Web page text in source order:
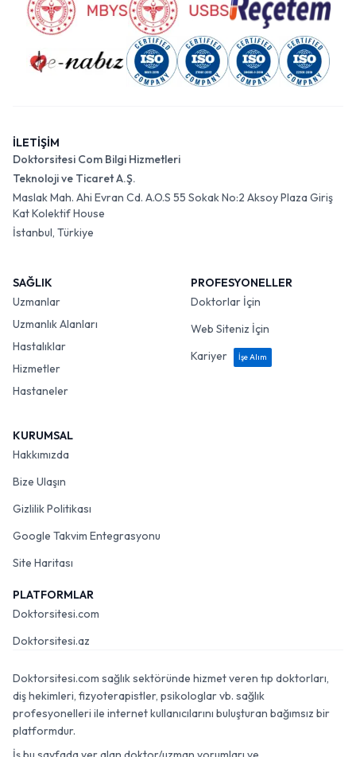
İLETİŞİM
Doktorsitesi Com Bilgi Hizmetleri
Teknoloji ve Ticaret A.Ş.
Maslak Mah. Ahi Evran Cd. A.O.S 55 Sokak No:2 Aksoy Plaza Giriş
Kat Kolektif House
İstanbul, Türkiye
SAĞLIK
Uzmanlar
Uzmanlık Alanları
Hastalıklar
Hizmetler
Hastaneler
PROFESYONELLER
Doktorlar İçin
Web Siteniz İçin
Kariyer
İşe Alım
KURUMSAL
Hakkımızda
Bize Ulaşın
Gizlilik Politikası
Google Takvim Entegrasyonu
Site Haritası
PLATFORMLAR
Doktorsitesi.com
Doktorsitesi.az
Doktorsitesi.com sağlık sektöründe hizmet veren tıp doktorları,
diş hekimleri, fizyoterapistler, psikologlar vb. sağlık
profesyonelleri ile internet kullanıcılarını buluşturan bağımsız bir
platformdur.